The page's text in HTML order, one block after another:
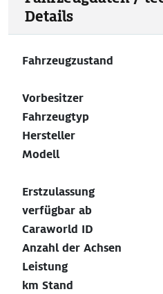
Details
Fahrzeugzustand
Vorbesitzer
Fahrzeugtyp
Hersteller
Modell
Erstzulassung
verfügbar ab
Caraworld ID
Anzahl der Achsen
Leistung
km Stand